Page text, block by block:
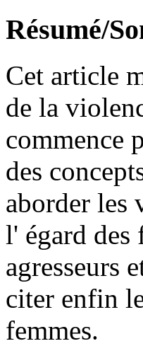
Résumé/
Cet article
de la
commence
des
aborder les
l' égard des
agresseurs
citer enfin
femmes.